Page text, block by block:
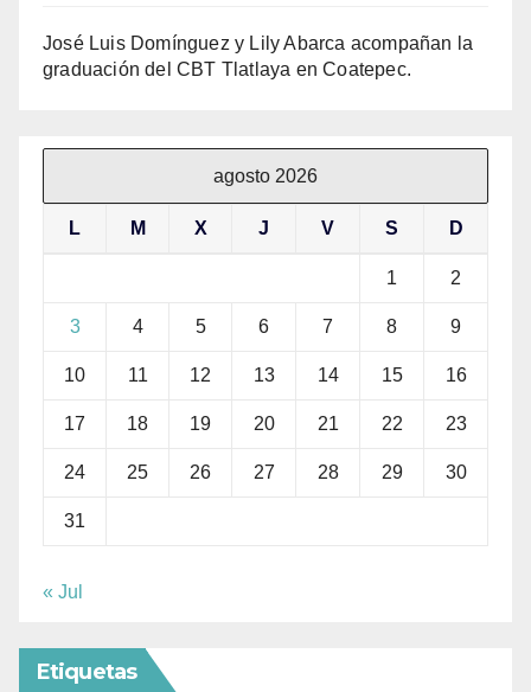
José Luis Domínguez y Lily Abarca acompañan la
graduación del CBT Tlatlaya en Coatepec.
agosto 2026
L M X J V S D
1 2
3 4 5 6 7 8 9
10 11 12 13 14 15 16
17 18 19 20 21 22 23
24 25 26 27 28 29 30
31
« Jul
Etiquetas